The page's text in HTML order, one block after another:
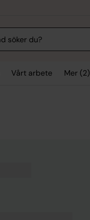
Vårt arbete Mer (2)